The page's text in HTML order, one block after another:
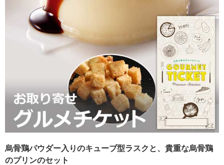
烏骨鶏パウダー入りのキューブ型ラスクと、貴重な烏骨鶏
のプリンのセット